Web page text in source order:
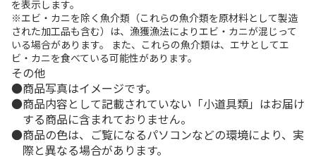
を表示します。
※エビ・カニを除く魚介類（これらの魚介類を原材料として製造
された加工品も含む）は、漁獲漁法によりエビ・カニが混じって
いる場合があります。 また、これらの魚介類は、エサとしてエ
ビ・カニを食べている可能性があります。
その他
商品写真はイメージです。
商品内容として記載されていない「小道具類」はお届け
する商品に含まれておりません。
商品の色は、ご覧になるパソコンなどの環境により、実
際と異なる場合があります。